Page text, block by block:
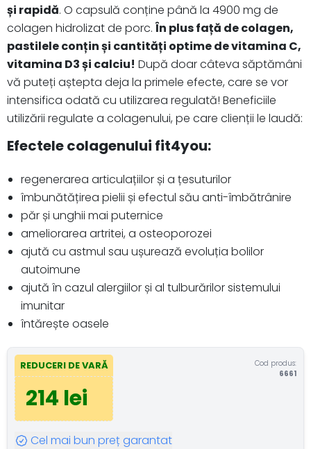
și rapidă. O capsulă conține până la 4900 mg de
colagen hidrolizat de porc. În plus față de colagen,
pastilele conțin și cantități optime de vitamina C,
vitamina D3 și calciu! După doar câteva săptămâni
vă puteți aștepta deja la primele efecte, care se vor
intensifica odată cu utilizarea regulată! Beneficiile
utilizării regulate a colagenului, pe care clienții le laudă:
Efectele colagenului fit4you:
regenerarea articulațiilor și a țesuturilor
îmbunătățirea pielii și efectul său anti-îmbătrânire
păr și unghii mai puternice
ameliorarea artritei, a osteoporozei
ajută cu astmul sau ușurează evoluția bolilor
autoimune
ajută în cazul alergiilor și al tulburărilor sistemului
imunitar
întărește oasele
REDUCERI DE VARĂ
214 lei
Cod produs:
6661
Cel mai bun preț garantat